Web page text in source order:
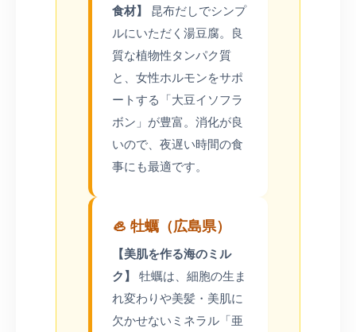
食材】
昆布だしでシンプ
ルにいただく湯豆腐。良
質な植物性タンパク質
と、女性ホルモンをサポ
ートする「大豆イソフラ
ボン」が豊富。消化が良
いので、夜遅い時間の食
事にも最適です。
🦪 牡蠣（広島県）
【美肌を作る海のミル
ク】 牡蠣は、細胞の生ま
れ変わりや美髪・美肌に
欠かせないミネラル「亜